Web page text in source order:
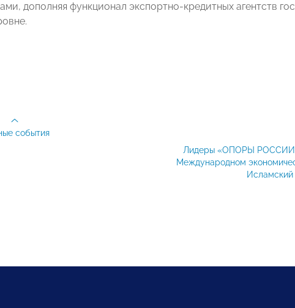
дополняя функционал экспортно-кредитных агентств
Лидеры «ОПОРЫ РОССИИ»
Международном
события